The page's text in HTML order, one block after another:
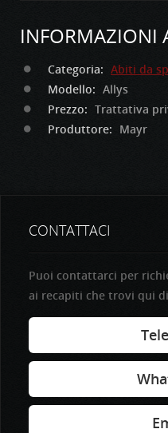
INFORMAZIONI
Categoria: Abiti da
Modello: Allys
Prezzo: Trattativa
Produttore: Mayr
CONTATTACI
Puoi contattarci per
ai recapiti che trovi qui